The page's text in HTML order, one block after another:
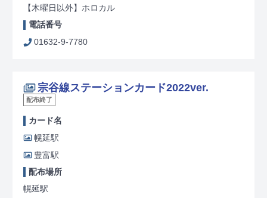
【木曜日以外】ホロカル
電話番号
01632-9-7780
宗谷線ステーションカード2022ver.
配布終了
カード名
幌延駅
豊富駅
配布場所
幌延駅